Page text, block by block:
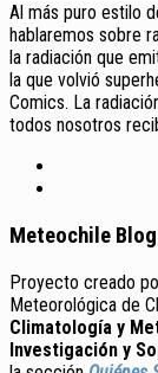
Al más puro estilo
hablaremos sobre
la radiación que
la que volvió
Comics. La
todos nosotros
Meteochile Blog
Proyecto creado
Meteorológica de
Climatología y
Investigación y